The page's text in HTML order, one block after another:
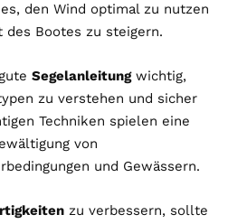
den Wind optimal zu nutzen
des Bootes zu steigern.
Segelanleitungwichtig,
zu verstehen und sicher
Techniken spielen eine
von
und Gewässern.
zu verbessern, sollte